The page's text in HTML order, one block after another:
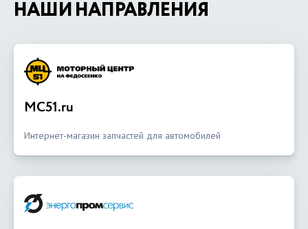
НАШИ НАПРАВЛЕНИЯ
MC51.ru
Интернет-магазин запчастей для автомобилей